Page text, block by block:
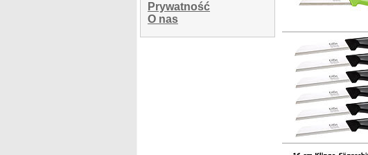
Prywatność
O nas